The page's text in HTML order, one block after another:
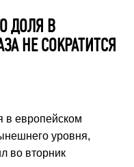
ДОЛЯ В
НЕ СОКРАТИТСЯ
в европейском
уровня,
во вторник